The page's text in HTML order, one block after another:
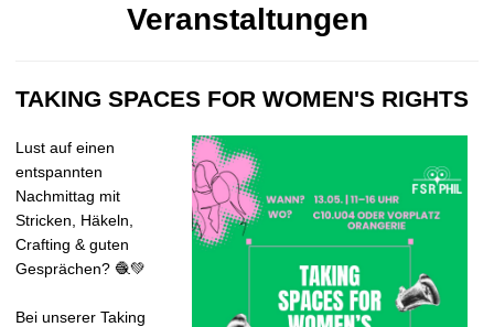
Veranstaltungen
TAKING SPACES FOR WOMEN'S RIGHTS
Lust auf einen
entspannten
Nachmittag mit
Stricken, Häkeln,
Crafting & guten
Gesprächen? 🧶💚
Bei unserer Taking